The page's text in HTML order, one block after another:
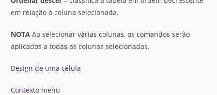
em relação à coluna selecionada.
NOTA Ao selecionar várias colunas, os comandos serão
aplicados a todas as colunas selecionadas.
Design de uma célula
Contexto menu